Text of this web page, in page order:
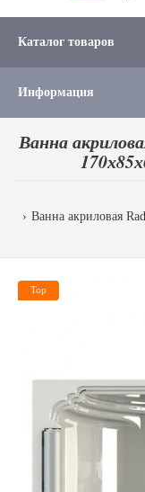
Каталог товаров
Информация
Ванна
Ванна акриловая
Top